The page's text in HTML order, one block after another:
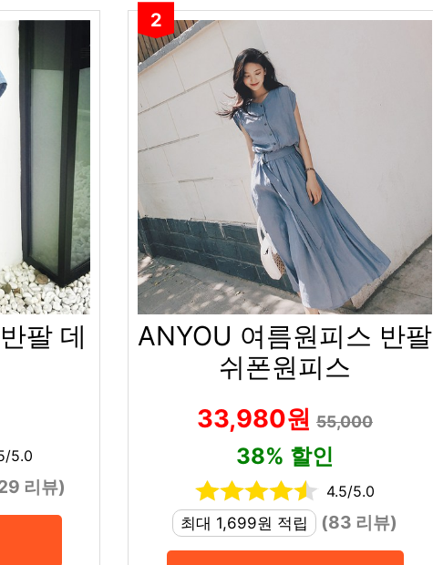
팔 데
5.0
리뷰)
2
ANYOU 여름원피스 반팔
쉬폰원피스
33,980원 55,000
38% 할인
4.5/5.0
최대 1,699원 적립
(83 리뷰)